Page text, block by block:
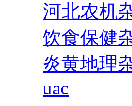
河北农机
饮食保健
炎黄地理
uac